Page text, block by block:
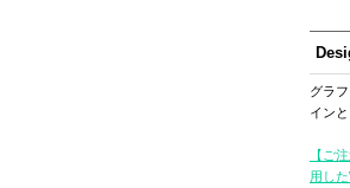
グラ
イン
【ご
用し